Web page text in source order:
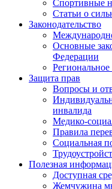
Спортивные
Статьи о
Законодательство
Основные
Федерации
Региональное
Защита прав
Вопросы и
инвалида
Медико-
Правила
Социальная
Полезная
Доступная
Жемчужина